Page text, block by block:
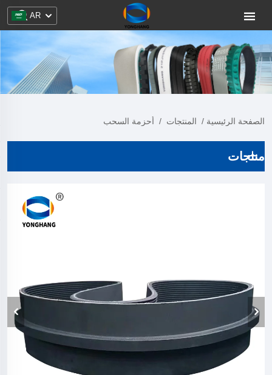
AR
الصفحة الرئيسية / المنتجات / أحزمة السحب
منتجات